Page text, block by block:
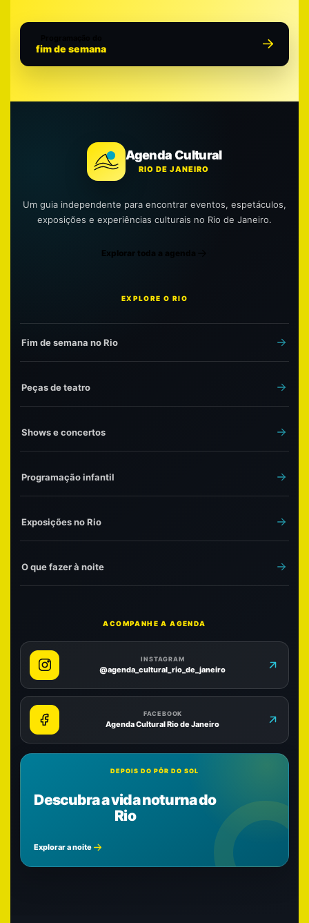
fim de semana
Agenda Cultural
RIO DE JANEIRO
Um guia independente para encontrar eventos, espetáculos,
exposições e experiências culturais no Rio de Janeiro.
Explorar toda a agenda
EXPLORE O RIO
Fim de semana no Rio
Peças de teatro
Shows e concertos
Programação infantil
Exposições no Rio
O que fazer à noite
ACOMPANHE A AGENDA
INSTAGRAM
@agenda_cultural_rio_de_janeiro
FACEBOOK
Agenda Cultural Rio de Janeiro
DEPOIS DO PÔR DO SOL
Descubra a vida noturna do
Rio
Explorar a noite